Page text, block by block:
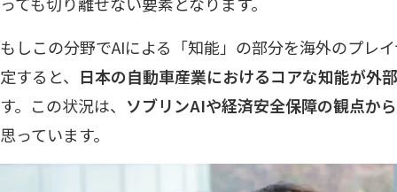
もしこの分野でAIによる「知能」の部分を海外のプレ
定すると、 日本の自動車産業におけるコアな知能が外
す。この状況は、 ソブリンAIや経済安全保障の観点か
思っています。